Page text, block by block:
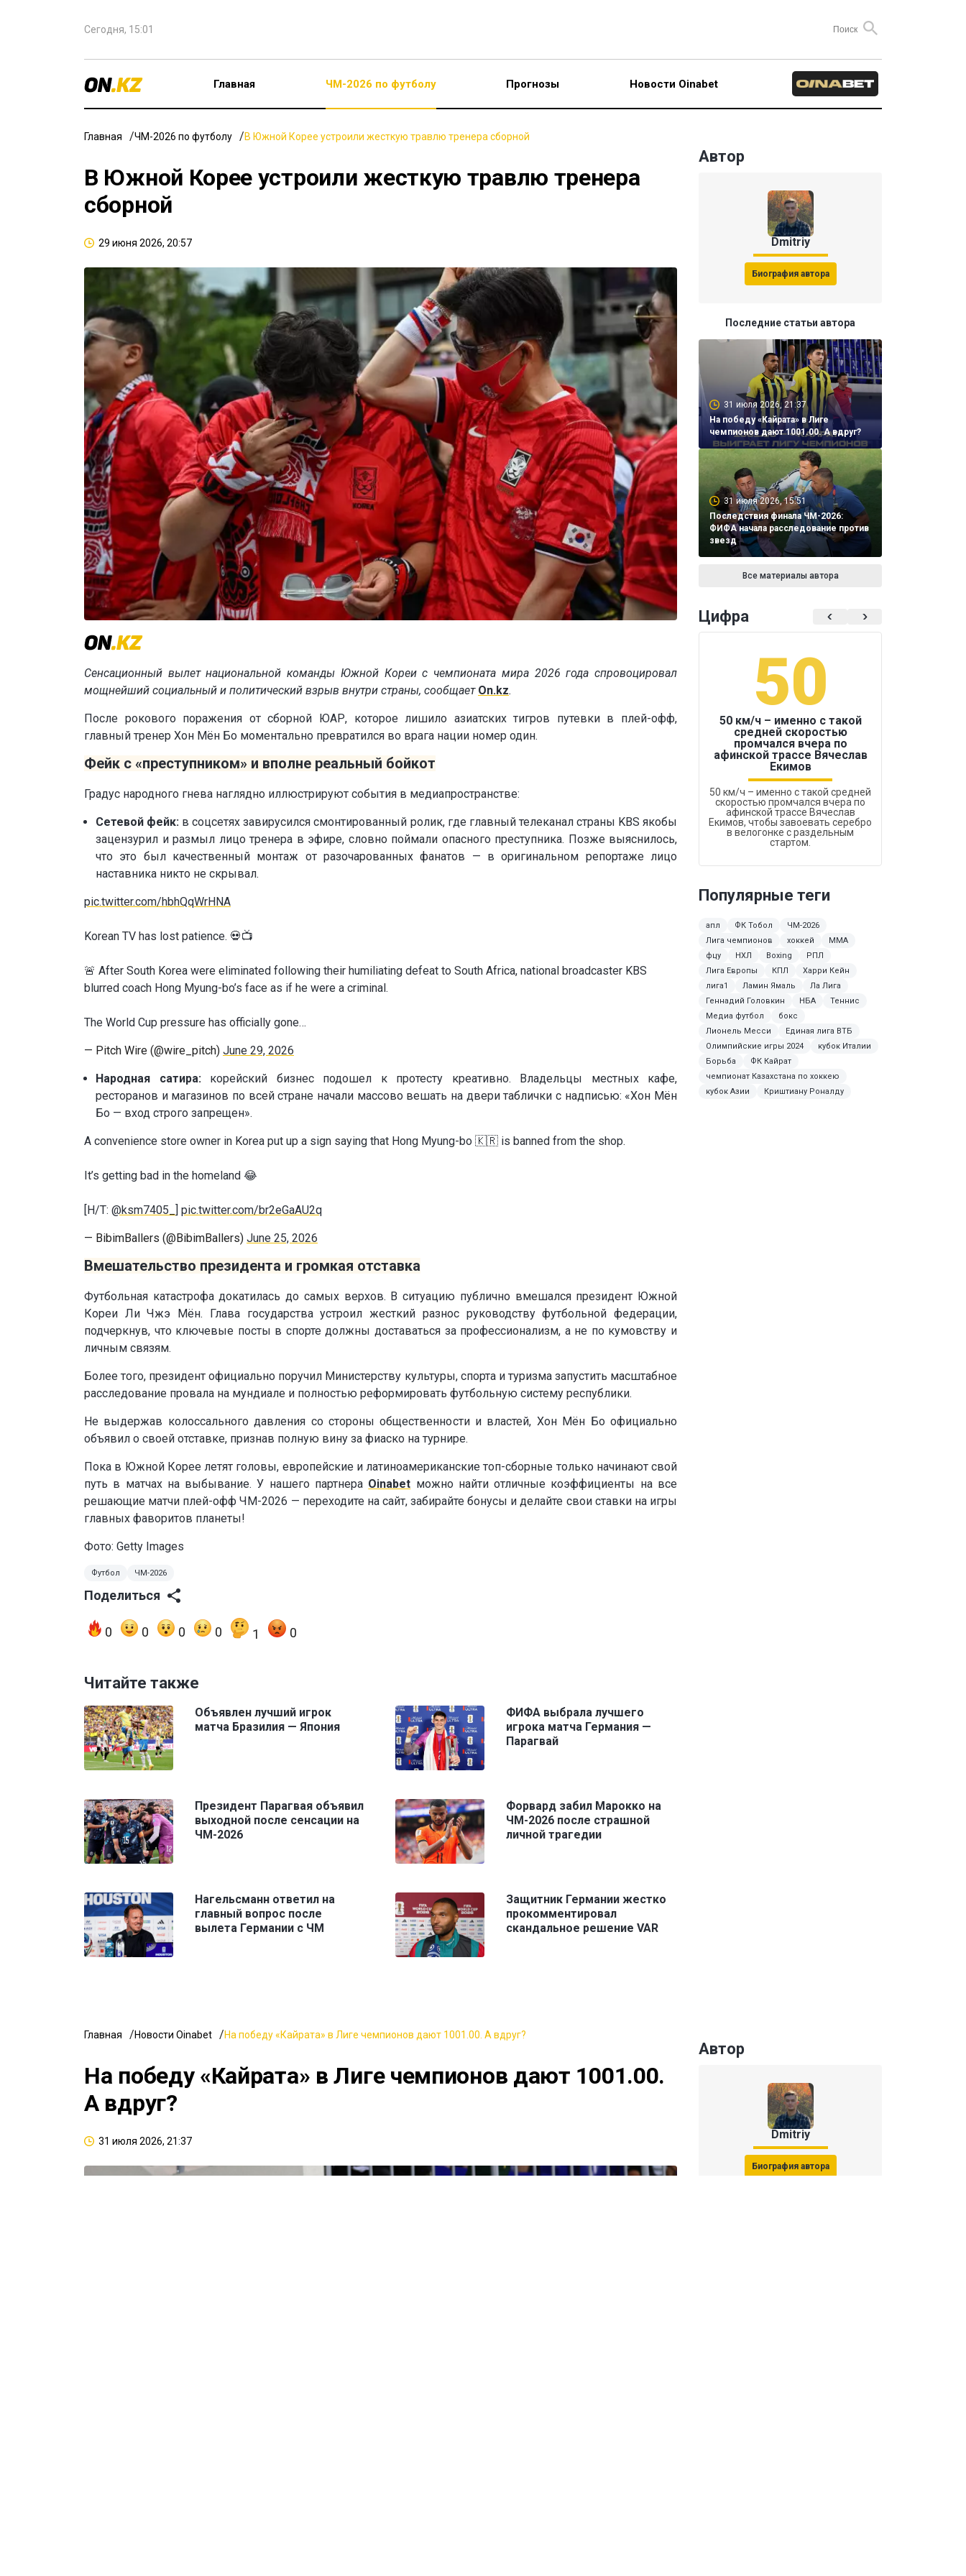
Сегодня, 15:01
Главная ЧМ-2026 по футболу Прогнозы Новости Oinabet
Главная ЧМ-2026 по футболу В Южной Корее устроили жесткую травлю тренера сборной
В Южной Корее устроили жесткую травлю тренера
сборной
29 июня 2026, 20:57
Сенсационный вылет национальной команды Южной Кореи с чемпионата мира 2026 года спровоцировал
мощнейший социальный и политический взрыв внутри страны, cообщает On.kz.
После рокового поражения от сборной ЮАР, которое лишило азиатских тигров путевки в плей-офф,
главный тренер Хон Мён Бо моментально превратился во врага нации номер один.
Фейк с «преступником» и вполне реальный бойкот
Градус народного гнева наглядно иллюстрируют события в медиапространстве:
Сетевой фейк: в соцсетях завирусился смонтированный ролик, где главный телеканал страны KBS якобы
зацензурил и размыл лицо тренера в эфире, словно поймали опасного преступника. Позже выяснилось,
что это был качественный монтаж от разочарованных фанатов — в оригинальном репортаже лицо
наставника никто не скрывал.
pic.twitter.com/hbhQqWrHNA
Korean TV has lost patience. 💀📺
🚨 After South Korea were eliminated following their humiliating defeat to South Africa, national broadcaster KBS
blurred coach Hong Myung-bo’s face as if he were a criminal.
The World Cup pressure has officially gone…
— Pitch Wire (@wire_pitch) June 29, 2026
Народная сатира:корейский бизнес подошел к протесту креативно. Владельцы местных кафе,
ресторанов и магазинов по всей стране начали массово вешать на двери таблички с надписью: «Хон Мён
Бо — вход строго запрещен».
A convenience store owner in Korea put up a sign saying that Hong Myung-bo 🇰🇷 is banned from the shop.
It’s getting bad in the homeland 😂
[H/T: @ksm7405_ ] pic.twitter.com/br2eGaAU2q
— BibimBallers (@BibimBallers) June 25, 2026
Вмешательство президента и громкая отставка
Футбольная катастрофа докатилась до самых верхов. В ситуацию публично вмешался президент Южной
Кореи Ли Чжэ Мён. Глава государства устроил жесткий разнос руководству футбольной федерации,
подчеркнув, что ключевые посты в спорте должны доставаться за профессионализм, а не по кумовству и
личным связям.
Более того, президент официально поручил Министерству культуры, спорта и туризма запустить масштабное
расследование провала на мундиале и полностью реформировать футбольную систему республики.
Не выдержав колоссального давления со стороны общественности и властей, Хон Мён Бо официально
объявил о своей отставке, признав полную вину за фиаско на турнире.
Пока в Южной Корее летят головы, европейские и латиноамериканские топ-сборные только начинают свой
путь в матчах на выбывание. У нашего партнера Oinabet можно найти отличные коэффициенты на все
решающие матчи плей-офф ЧМ-2026 — переходите на сайт, забирайте бонусы и делайте свои ставки на игры
главных фаворитов планеты!
Фото: Getty Images
Футбол ЧМ-2026
Поделиться
0 0 0 0 1 0
Читайте также
Объявлен лучший игрок
матча Бразилия — Япония
ФИФА выбрала лучшего
игрока матча Германия —
Парагвай
Президент Парагвая объявил
выходной после сенсации на
ЧМ-2026
Форвард забил Марокко на
ЧМ-2026 после страшной
личной трагедии
Нагельсманн ответил на
главный вопрос после
вылета Германии с ЧМ
Защитник Германии жестко
прокомментировал
скандальное решение VAR
Автор
Dmitriy
Биография автора
Последние статьи автора
31 июля 2026, 21:37
На победу «Кайрата» в Лиге
чемпионов дают 1001.00. А вдруг?
31 июля 2026, 15:51
Последствия финала ЧМ-2026:
ФИФА начала расследование против
звезд
Все материалы автора
Цифра
50
50 км/ч – именно с такой
средней скоростью
промчался вчера по
афинской трассе Вячеслав
Екимов
50 км/ч – именно с такой средней
скоростью промчался вчера по
афинской трассе Вячеслав
Екимов, чтобы завоевать серебро
в велогонке с раздельным
стартом.
Популярные теги
апл ФК Тобол
ЧМ-2026
Лига чемпионов
хоккей
MMA
фцу
НХЛ Boxing
РПЛ
Лига Европы
КПЛ
Харри Кейн
лига1
Ламин Ямаль
Ла Лига
Геннадий Головкин
НБА
Теннис
Медиа футбол
бокс
Лионель Месси
Единая лига ВТБ
Олимпийские игры 2024
кубок Италии
Борьба
ФК Кайрат
чемпионат Казахстана по хоккею
кубок Азии
Криштиану Роналду
Главная Новости Oinabet На победу «Кайрата» в Лиге чемпионов дают 1001.00. А вдруг?
На победу «Кайрата» в Лиге чемпионов дают 1001.00.
А вдруг?
31 июля 2026, 21:37
Автор
Dmitriy
Биография автора